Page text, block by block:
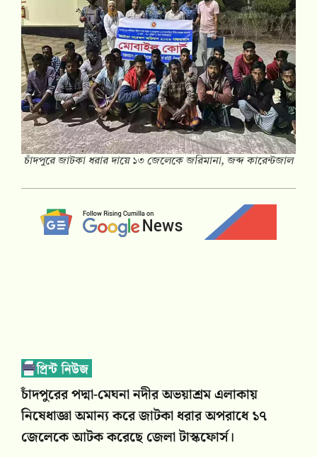
চাঁদপুরে জাটকা ধরার দায়ে ১৩ জেলেকে জরিমানা, জব্দ কারেন্টজাল
চাঁদপুরের পদ্মা-মেঘনা নদীর অভয়াশ্রম এলাকায়
নিষেধাজ্ঞা অমান্য করে জাটকা ধরার অপরাধে ১৭
জেলেকে আটক করেছে জেলা টাস্কফোর্স।